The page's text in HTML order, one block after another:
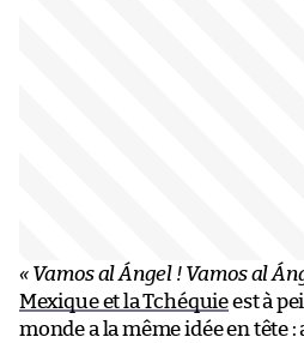
« Vamos al Ángel ! Vamos al
Mexique et la Tchéquieest à
monde a la même idée en tête